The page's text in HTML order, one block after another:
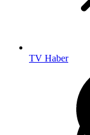
TV Haber